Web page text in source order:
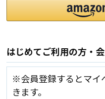
はじめてご利用の方・
※会員登録するとマイ
きます。